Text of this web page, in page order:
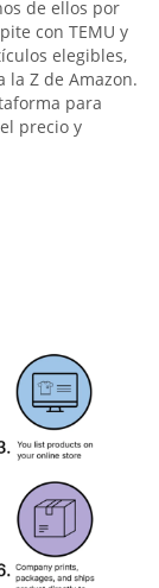
de ellos por
con TEMU y
elegibles,
la Z de Amazon.
para
precio y